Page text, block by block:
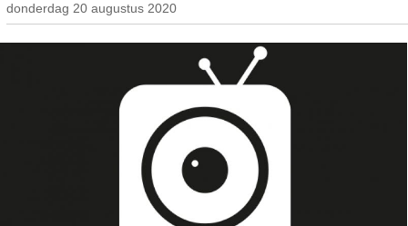
donderdag 20 augustus 2020